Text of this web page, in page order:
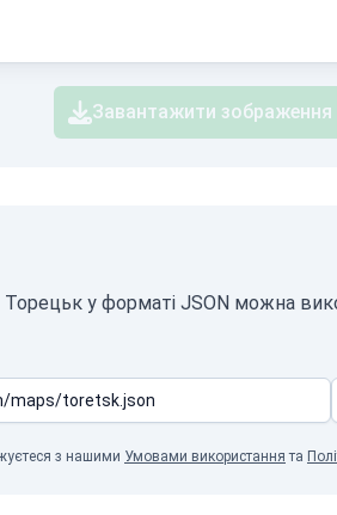
Завантажити зображення
Торецьк у форматі JSON можна
з нашими Умовами використання та